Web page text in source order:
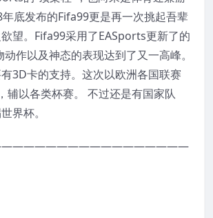
底发布的Fifa99更是再一次挑起吾辈
望。Fifa99采用了EASports更新了的
作以及神态的表现达到了又一高峰。
3D卡的支持。这次以欧洲各国联赛
辅以各类杯赛。 不过还是有国家队
界杯。